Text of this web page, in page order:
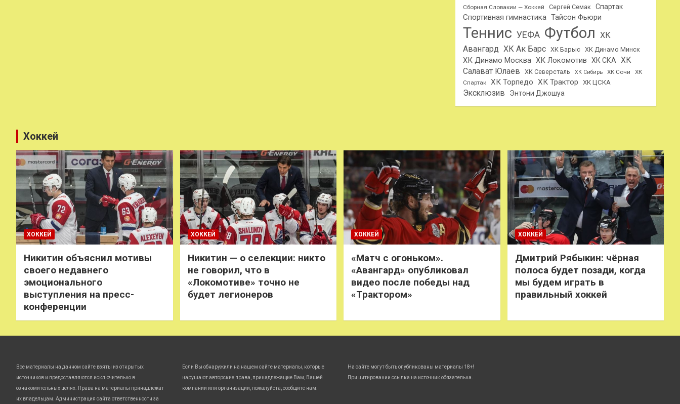
Сборная Словакии — Хоккей Сергей Семак Спартак
Спортивная гимнастика Тайсон Фьюри
Теннис УЕФА Футбол ХК
Авангард ХК Ак Барс ХК Барыс ХК Динамо Минск
ХК Динамо Москва ХК Локомотив ХК СКА
ХК
Салават Юлаев
ХК Северсталь ХК Сибирь ХК Сочи
ХК
Спартак
ХК Торпедо ХК Трактор ХК ЦСКА
Эксклюзив Энтони Джошуа
Хоккей
ХОККЕЙ
Никитин объяснил мотивы
своего недавнего
эмоционального
выступления на пресс-
конференции
ХОККЕЙ
Никитин — о селекции: никто
не говорил, что в
«Локомотиве» точно не
будет легионеров
ХОККЕЙ
«Матч с огоньком».
«Авангард» опубликовал
видео после победы над
«Трактором»
ХОККЕЙ
Дмитрий Рябыкин: чёрная
полоса будет позади, когда
мы будем играть в
правильный хоккей
Все материалы на данном сайте взяты из открытых
источников и предоставляются исключительно в
ознакомительных целях. Права на материалы принадлежат
их владельцам. Администрация сайта ответственности за
Если Вы обнаружили на нашем сайте материалы, которые
нарушают авторские права, принадлежащие Вам, Вашей
компании или организации, пожалуйста, сообщите нам.
На сайте могут быть опубликованы материалы 18+!
При цитировании ссылка на источник обязательна.